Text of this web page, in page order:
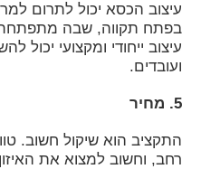
עיצוב הכסא יכול לתרום
בפתח תקווה, שבה מתפתחת
עיצוב ייחודי ומקצועי יכול
ועובדים.
5. מחיר
התקציב הוא שיקול חשוב.
רחב, וחשוב למצוא את